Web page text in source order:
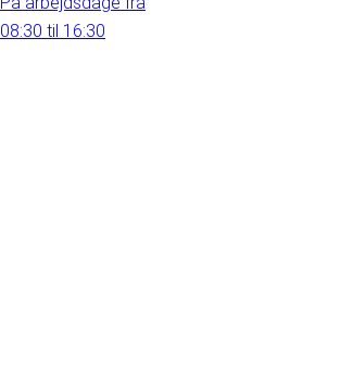
08:30 til 16:30